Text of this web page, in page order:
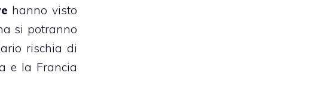
hanno visto
si potranno
rischia di
e la Francia